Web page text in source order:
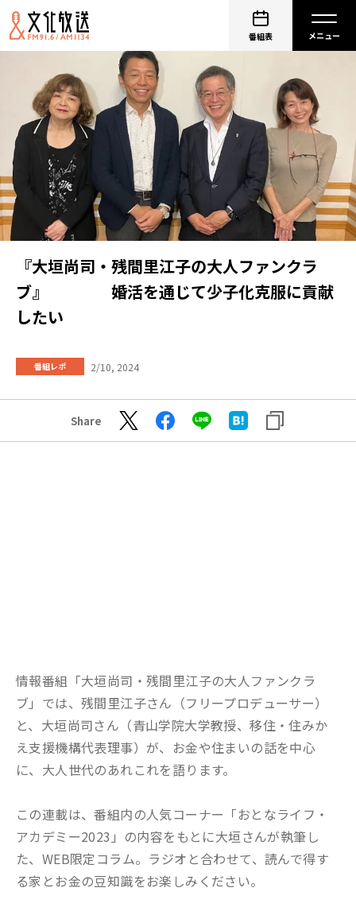
番組表
『大垣尚司・残間里江子の大人ファンクラ
ブ』 婚活を通じて少子化克服に貢献
したい
番組レポ 2/10, 2024
Share
情報番組「大垣尚司・残間里江子の大人ファンクラ
ブ」では、残間里江子さん（フリープロデューサー）
と、大垣尚司さん（青山学院大学教授、移住・住みか
え支援機構代表理事）が、お金や住まいの話を中心
に、大人世代のあれこれを語ります。
この連載は、番組内の人気コーナー「おとなライフ・
アカデミー2023」の内容をもとに大垣さんが執筆し
た、WEB限定コラム。ラジオと合わせて、読んで得す
る家とお金の豆知識をお楽しみください。